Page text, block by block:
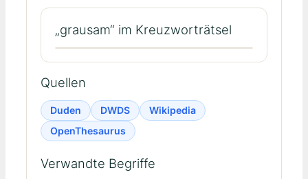
„grausam“ im Kreuzworträtsel
Quellen
Duden DWDS
Wikipedia
OpenThesaurus
Verwandte Begriffe